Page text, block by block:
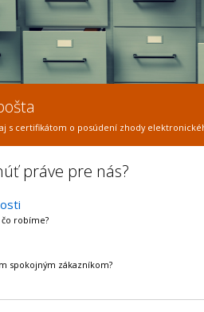
s certifikátom o posúdení zhody
práve pre nás?
robíme?
spokojným zákazníkom?